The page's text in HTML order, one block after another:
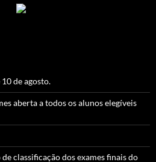
de agosto.
aberta a todos os alunos elegíveis
classificação dos exames finais do